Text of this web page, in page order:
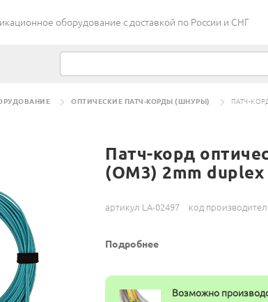
оборудование c доставкой по России и СНГ
ОПТИЧЕСКИЕ ПАТЧ-КОРДЫ (ШНУРЫ) ПАТЧ-
Патч-корд
(OM3) 2mm duplex
артикул LA-02497 код
Подробнее
Возможно